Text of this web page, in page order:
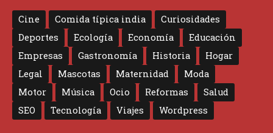
Cine Comida típica india
Curiosidades
Deportes
Ecología Economía
Educación
Empresas
Gastronomía Historia
Hogar
Legal
Mascotas Maternidad
Moda
Motor
Música Ocio Reformas
Salud
SEO
Tecnología Viajes Wordpress